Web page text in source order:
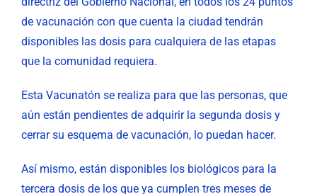
de vacunación con que cuenta la ciudad tendrán
disponibles las dosis para cualquiera de las etapas
que la comunidad requiera.
Esta Vacunatón se realiza para que las personas, que
aún están pendientes de adquirir la segunda dosis y
cerrar su esquema de vacunación, lo puedan hacer.
Así mismo, están disponibles los biológicos para la
tercera dosis de los que ya cumplen tres meses de